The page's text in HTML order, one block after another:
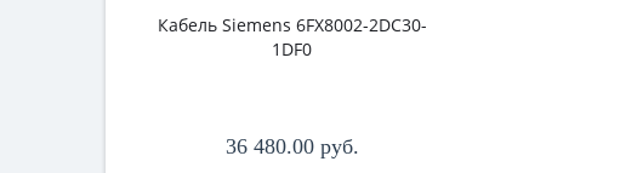
Кабель Siemens 6FX8002-2DC30-
1DF0
36 480.00 руб.